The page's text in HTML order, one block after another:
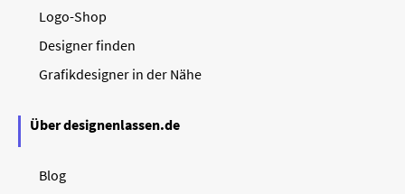
Logo-Shop
Designer finden
Grafikdesigner in der Nähe
Über designenlassen.de
Blog